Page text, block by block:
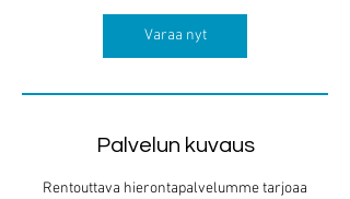
Varaa nyt
Palvelun kuvaus
Rentouttava hierontapalvelumme tarjoaa